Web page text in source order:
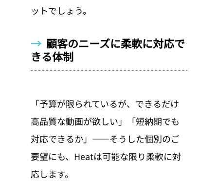
ットでしょう。
→ 顧客のニーズに柔軟に対応で
きる体制
「予算が限られているが、できるだけ
高品質な動画が欲しい」「短納期でも
対応できるか」——そうした個別のご
要望にも、Heatは可能な限り柔軟に対
応します。